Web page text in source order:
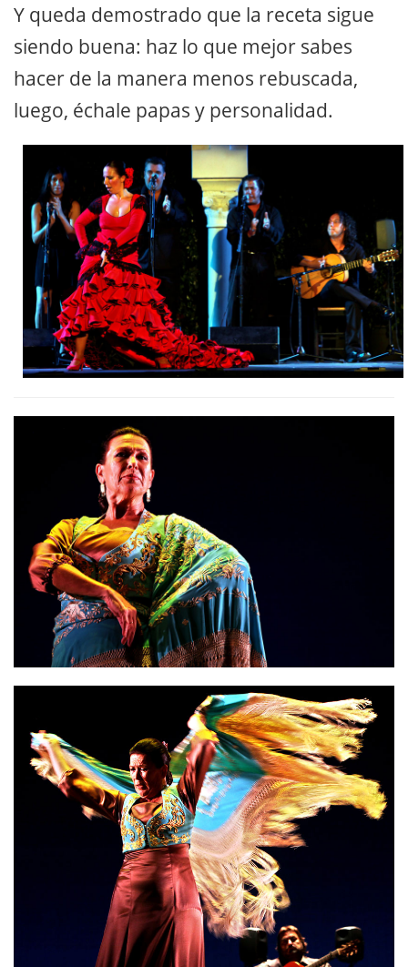
Y queda demostrado que la receta sigue
siendo buena: haz lo que mejor sabes
hacer de la manera menos rebuscada,
luego, échale papas y personalidad.